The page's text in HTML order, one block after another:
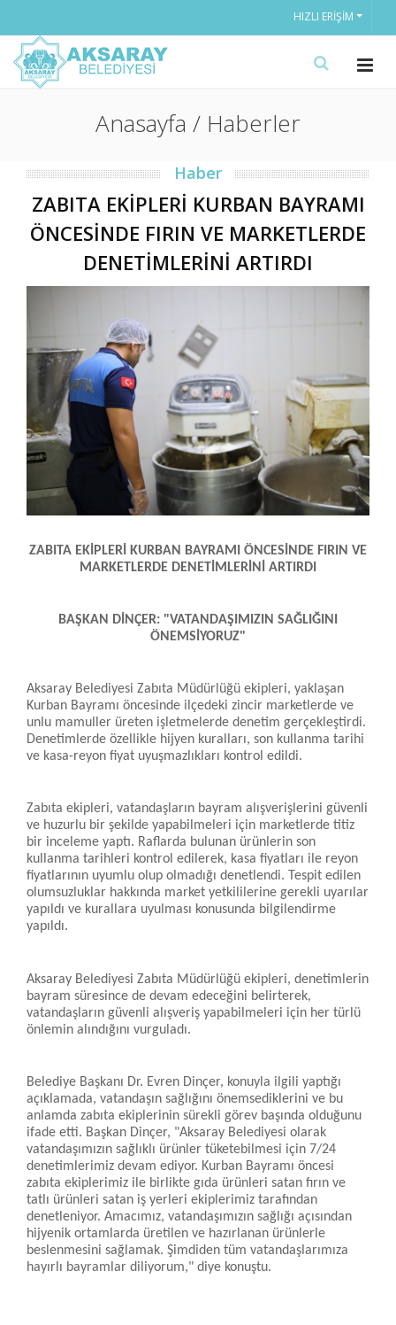
HIZLI ERIŞIM
Anasayfa / Haberler
Haber
ZABITA EKİPLERİ KURBAN BAYRAMI
ÖNCESİNDE FIRIN VE MARKETLERDE
DENETİMLERİNİ ARTIRDI
ZABITA EKİPLERİ KURBAN BAYRAMI ÖNCESİNDE FIRIN VE
MARKETLERDE DENETİMLERİNİ ARTIRDI
BAŞKAN DİNÇER: "VATANDAŞIMIZIN SAĞLIĞINI
ÖNEMSİYORUZ"
Aksaray Belediyesi Zabıta Müdürlüğü ekipleri, yaklaşan
Kurban Bayramı öncesinde ilçedeki zincir marketlerde ve
unlu mamuller üreten işletmelerde denetim gerçekleştirdi.
Denetimlerde özellikle hijyen kuralları, son kullanma tarihi
ve kasa-reyon fiyat uyuşmazlıkları kontrol edildi.
Zabıta ekipleri, vatandaşların bayram alışverişlerini güvenli
ve huzurlu bir şekilde yapabilmeleri için marketlerde titiz
bir inceleme yaptı. Raflarda bulunan ürünlerin son
kullanma tarihleri kontrol edilerek, kasa fiyatları ile reyon
fiyatlarının uyumlu olup olmadığı denetlendi. Tespit edilen
olumsuzluklar hakkında market yetkililerine gerekli uyarılar
yapıldı ve kurallara uyulması konusunda bilgilendirme
yapıldı.
Aksaray Belediyesi Zabıta Müdürlüğü ekipleri, denetimlerin
bayram süresince de devam edeceğini belirterek,
vatandaşların güvenli alışveriş yapabilmeleri için her türlü
önlemin alındığını vurguladı.
Belediye Başkanı Dr. Evren Dinçer, konuyla ilgili yaptığı
açıklamada, vatandaşın sağlığını önemsediklerini ve bu
anlamda zabıta ekiplerinin sürekli görev başında olduğunu
ifade etti. Başkan Dinçer, "Aksaray Belediyesi olarak
vatandaşımızın sağlıklı ürünler tüketebilmesi için 7/24
denetimlerimiz devam ediyor. Kurban Bayramı öncesi
zabıta ekiplerimiz ile birlikte gıda ürünleri satan fırın ve
tatlı ürünleri satan iş yerleri ekiplerimiz tarafından
denetleniyor. Amacımız, vatandaşımızın sağlığı açısından
hijyenik ortamlarda üretilen ve hazırlanan ürünlerle
beslenmesini sağlamak. Şimdiden tüm vatandaşlarımıza
hayırlı bayramlar diliyorum," diye konuştu.